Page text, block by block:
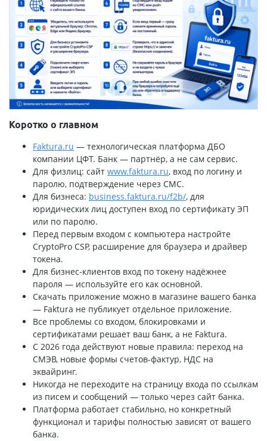
Коротко о главном
Faktura.ru — технологическая платформа ДБО
компании ЦФТ. Банк — партнёр, а не сам сервис.
Для физлиц: сайт www.faktura.ru, вход по логину и
паролю, подтверждение через СМС.
Для бизнеса: business.faktura.ru/f2b/, для
юридических лиц доступен вход по сертификату ЭП
или по паролю.
Перед первым входом с компьютера настройте
CryptoPro CSP, расширение для браузера и драйвер
токена.
Для бизнес-клиентов вход по токену надёжнее
пароля — используйте его как основной.
Скачать приложение можно в магазине вашего банка
— Faktura не публикует отдельное приложение.
Все проблемы со входом, блокировками и
сертификатами решает ваш банк, а не Faktura.
С 2026 года действуют новые правила: переход на
СМЭВ, новые формы счетов-фактур, НДС на
эквайринг.
Никогда не переходите на страницу входа по ссылкам
из писем и сообщений — только через сайт банка.
Платформа работает стабильно, но конкретный
функционал и тарифы полностью зависят от вашего
банка.